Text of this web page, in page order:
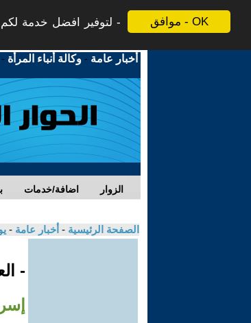
موافق - OK
لتوفير افضل خدمة
أخبار عامة -وكالة أنباء المرأة -
اضافة/خدمات الزوار
الصفحة الرئيسية - أخبار عامة -
-